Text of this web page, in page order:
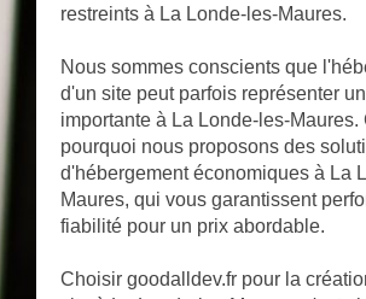
restreints à La Londe-les-Maures.
Nous sommes conscients que
d'un site peut parfois représenter
importante à La Londe-les-Maures.
pourquoi nous proposons des
d'hébergement économiques à La
Maures, qui vous garantissent
fiabilité pour un prix abordable.
Choisir goodalldev.fr pour la